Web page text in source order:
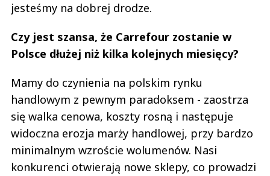
jesteśmy na dobrej drodze.
Czy jest szansa, że Carrefour zostanie w
Polsce dłużej niż kilka kolejnych miesięcy?
Mamy do czynienia na polskim rynku
handlowym z pewnym paradoksem - zaostrza
się walka cenowa, koszty rosną i następuje
widoczna erozja marży handlowej, przy bardzo
minimalnym wzroście wolumenów. Nasi
konkurenci otwierają nowe sklepy, co prowadzi